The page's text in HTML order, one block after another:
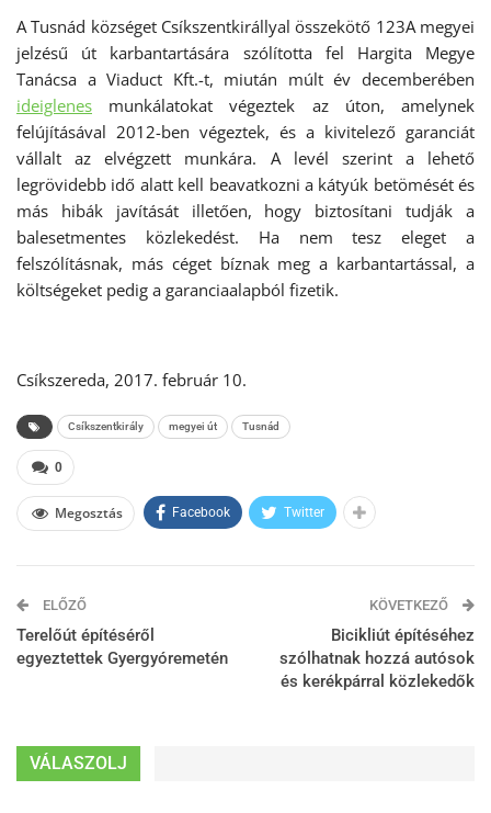
A Tusnád községet Csíkszentkirállyal összekötő 123A megyei
jelzésű út karbantartására szólította fel Hargita Megye
Tanácsa a Viaduct Kft.-t, miután múlt év decemberében
ideiglenes munkálatokat végeztek az úton, amelynek
felújításával 2012-ben végeztek, és a kivitelező garanciát
vállalt az elvégzett munkára. A levél szerint a lehető
legrövidebb idő alatt kell beavatkozni a kátyúk betömését és
más hibák javítását illetően, hogy biztosítani tudják a
balesetmentes közlekedést. Ha nem tesz eleget a
felszólításnak, más céget bíznak meg a karbantartással, a
költségeket pedig a garanciaalapból fizetik.
Csíkszereda, 2017. február 10.
Csíkszentkirály megyei út Tusnád
0
Megosztás Facebook Twitter
ELŐZŐ
Terelőút építéséről
egyeztettek Gyergyóremetén
KÖVETKEZŐ
Bicikliút építéséhez
szólhatnak hozzá autósok
és kerékpárral közlekedők
VÁLASZOLJ